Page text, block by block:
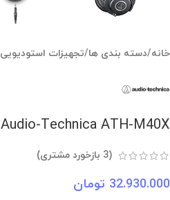
خانه/دسته بندی ها/تجهیزات استودیویی
Audio-Technica ATH-M40X
(
3 بازخورد مشتری)
32.930.000 تومان